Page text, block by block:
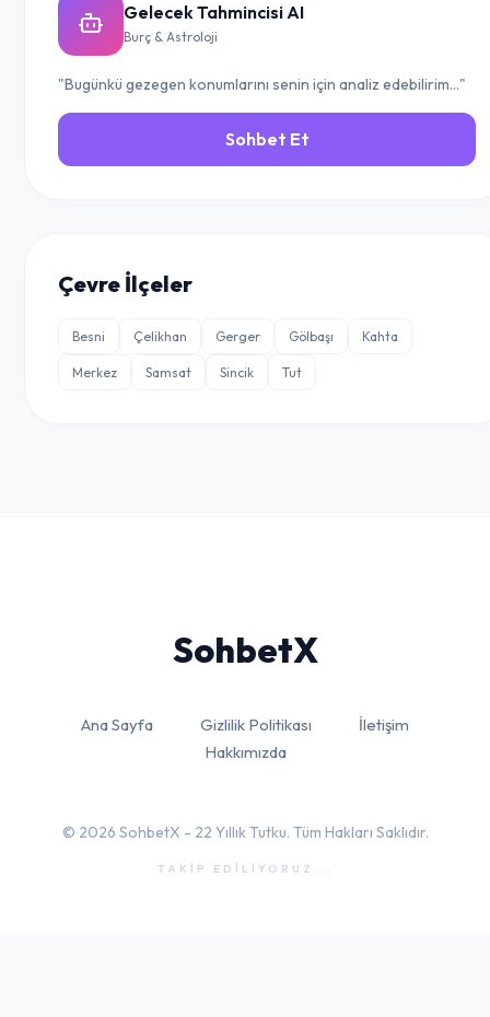
Gelecek Tahmincisi AI
Burç & Astroloji
"Bugünkü gezegen konumlarını senin için analiz edebilirim..."
Sohbet Et
Çevre İlçeler
Besni Çelikhan Gerger Gölbaşı Kahta
Merkez Samsat Sincik Tut
SohbetX
Ana Sayfa Gizlilik Politikası
İletişim
Hakkımızda
© 2026 SohbetX - 22 Yıllık Tutku. Tüm Hakları Saklıdır.
TAKİP EDİLİYORUZ...